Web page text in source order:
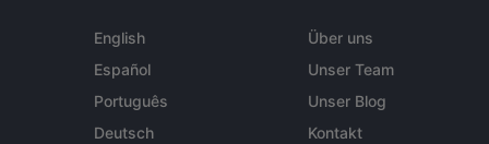
English
Español
Português
Deutsch
Über uns
Unser Team
Unser Blog
Kontakt